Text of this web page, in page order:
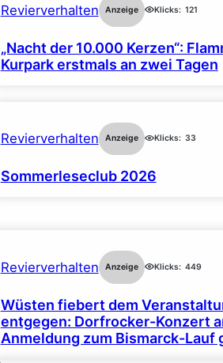
Revierverhalten Anzeige Klicks: 121
„Nacht der 10.000 Kerzen“:
Kurpark erstmals an zwei Tagen
Revierverhalten Anzeige Klicks: 33
Sommerleseclub 2026
Revierverhalten Anzeige Klicks: 449
Wüsten fiebert dem
entgegen: Dorfrocker-Konzert
Anmeldung zum Bismarck-Lauf